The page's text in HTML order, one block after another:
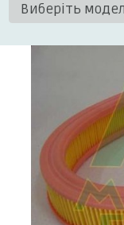
Виберіть